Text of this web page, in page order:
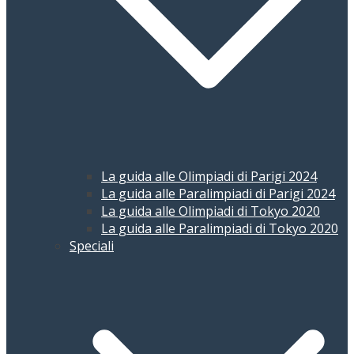
La guida alle Olimpiadi di Parigi 2024
La guida alle Paralimpiadi di Parigi 2024
La guida alle Olimpiadi di Tokyo 2020
La guida alle Paralimpiadi di Tokyo 2020
Speciali